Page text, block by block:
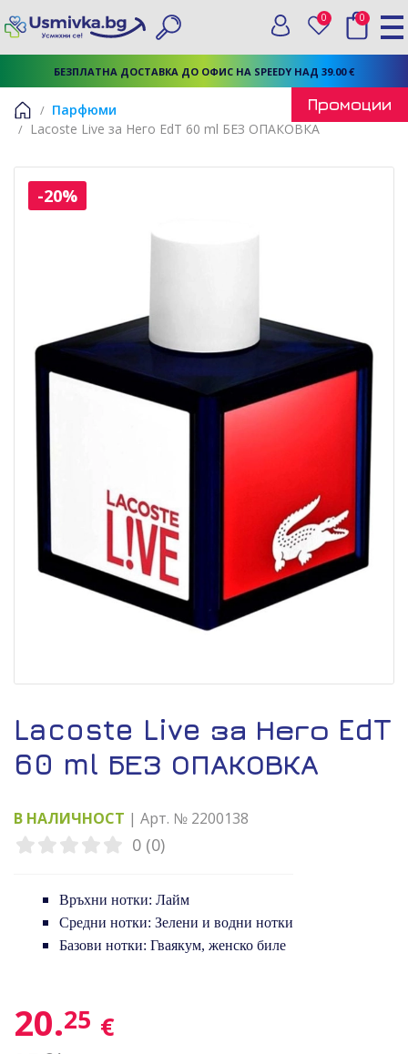
БЕЗПЛАТНА ДОСТАВКА ДО ОФИС НА SPEEDY НАД 39.00 €
Търси
Вход
0 Любими
0
Начало
Парфюми
Lacoste Live за Него EdT 60 ml БЕЗ ОПАКОВКА
-20%
Lacoste Live за Него EdT
60 ml БЕЗ ОПАКОВКА
В НАЛИЧНОСТ | Арт. № 2200138
0 (0)
Връхни нотки: Лайм
Средни нотки: Зелени и водни нотки
Базови нотки: Гваякум, женско биле
20.25 €
Промоции